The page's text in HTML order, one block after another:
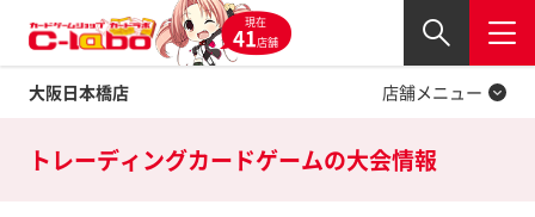
現在
41店舗
大阪日本橋店
閉じる
店舗メニュー
Twitter
トレーディングカードゲームの大会情報